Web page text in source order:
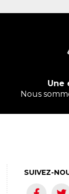
Une
Nous
SUIVEZ-